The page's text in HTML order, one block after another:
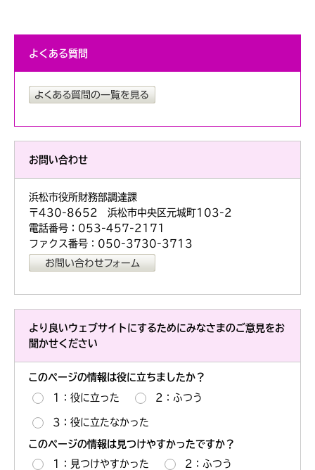
よくある質問
お問い合わせ
浜松市役所財務部調達課
〒430-8652 浜松市中央区元城町103-2
電話番号：053-457-2171
ファクス番号：050-3730-3713
より良いウェブサイトにするためにみなさまのご意見をお
聞かせください
このページの情報は役に立ちましたか？
1：役に立った 2：ふつう
3：役に立たなかった
このページの情報は見つけやすかったですか？
1：見つけやすかった 2：ふつう